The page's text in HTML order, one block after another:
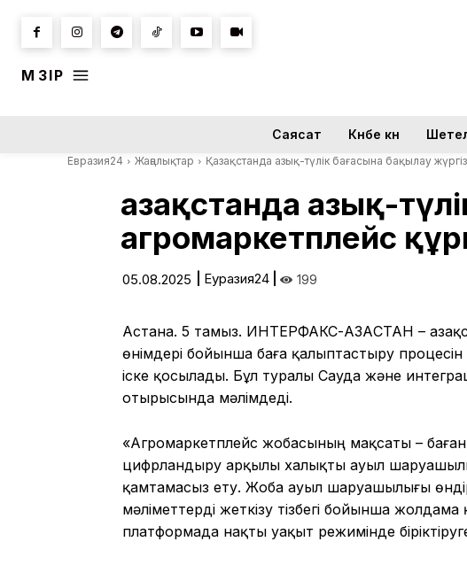
МӘЗІР
Саясат Күнбе күн
Евразия24 Жаңалықтар Қазақстанда азық-түлік бағасына бақылау
Қазақстанда азық-
агромаркетплейс
05.08.2025 Еуразия24 199
Астана. 5 тамыз. ИНТЕРФАКС-ҚАЗАҚСТАН –
өнімдері бойынша баға қалыптастыру
іске қосылады. Бұл туралы Сауда және
отырысында мәлімдеді.
«Агромаркетплейс жобасының мақсаты –
цифрландыру арқылы халықты ауыл
қамтамасыз ету. Жоба ауыл шаруашылығы
мәліметтерді жеткізу тізбегі бойынша
платформада нақты уақыт режимінде